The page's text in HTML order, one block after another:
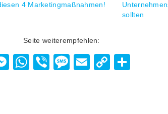
4 Marketingmaßnahmen!
sollten
Seite weiterempfehlen:
Messenger
WhatsApp
ViberMessage
EmailCopy